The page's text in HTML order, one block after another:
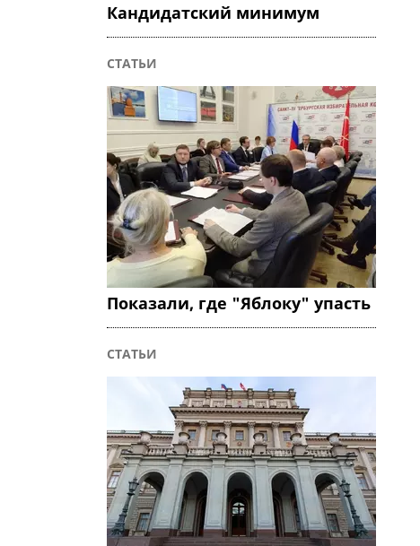
Кандидатский минимум
СТАТЬИ
Показали, где "Яблоку" упасть
СТАТЬИ